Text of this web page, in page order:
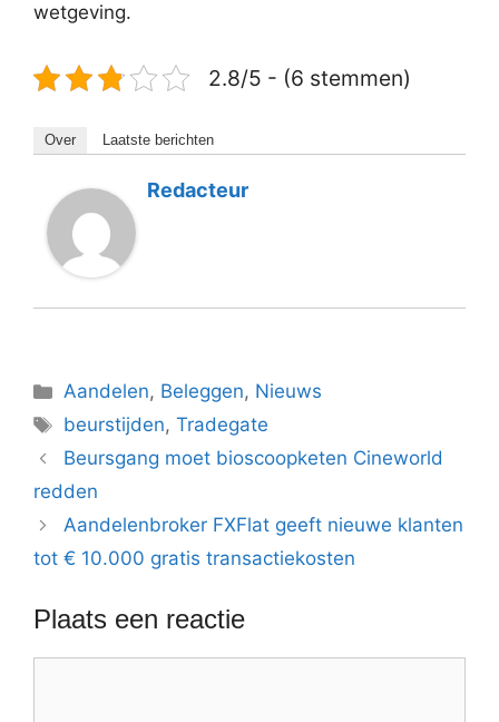
wetgeving.
2.8/5 - (6 stemmen)
Over Laatste berichten
Redacteur
Categorieën
Aandelen, Beleggen, Nieuws
Tags
beurstijden,Tradegate
Beursgang moet bioscoopketen Cineworld
redden
Aandelenbroker FXFlat geeft nieuwe klanten
tot € 10.000 gratis transactiekosten
Plaats een reactie